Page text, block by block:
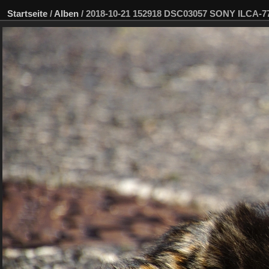
Startseite / Alben / 2018-10-21 152918 DSC03057 SONY ILCA-